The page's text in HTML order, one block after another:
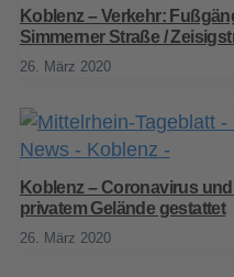
Koblenz – Verkehr:
Simmerner Straße /
26. März 2020
Koblenz – Coronavirus
privatem Gelände gestattet
26. März 2020